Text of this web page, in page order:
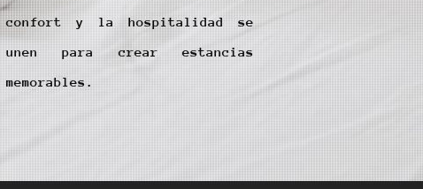
confort y la hospitalidad se
unen para crear estancias
memorables.